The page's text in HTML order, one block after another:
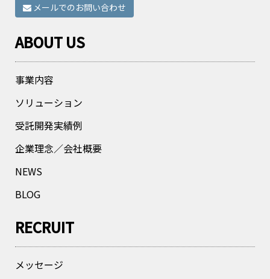
メールでのお問い合わせ
ABOUT US
事業内容
ソリューション
受託開発実績例
企業理念／会社概要
NEWS
BLOG
RECRUIT
メッセージ